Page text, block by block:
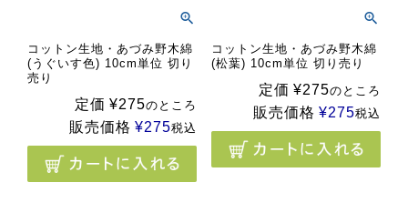
コットン生地・あづみ野木綿
(うぐいす色) 10cm単位 切り
売り
定価 ¥275のところ
販売価格 ¥275税込
コットン生地・あづみ野木綿
(松葉) 10cm単位 切り売り
定価 ¥275のところ
販売価格 ¥275税込